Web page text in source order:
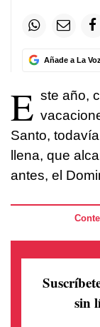
Añade a La
E ste año,
Santo,
llena, que
antes, el
sin